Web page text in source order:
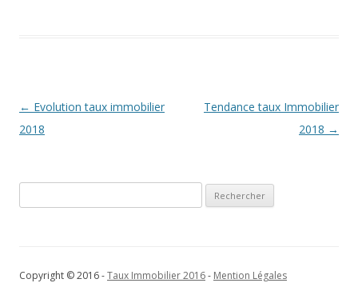
Navigation
des
← Evolution taux immobilier
2018
Tendance taux Immobilier
2018 →
Copyright © 2016 -Taux Immobilier 2016- Mention Légales